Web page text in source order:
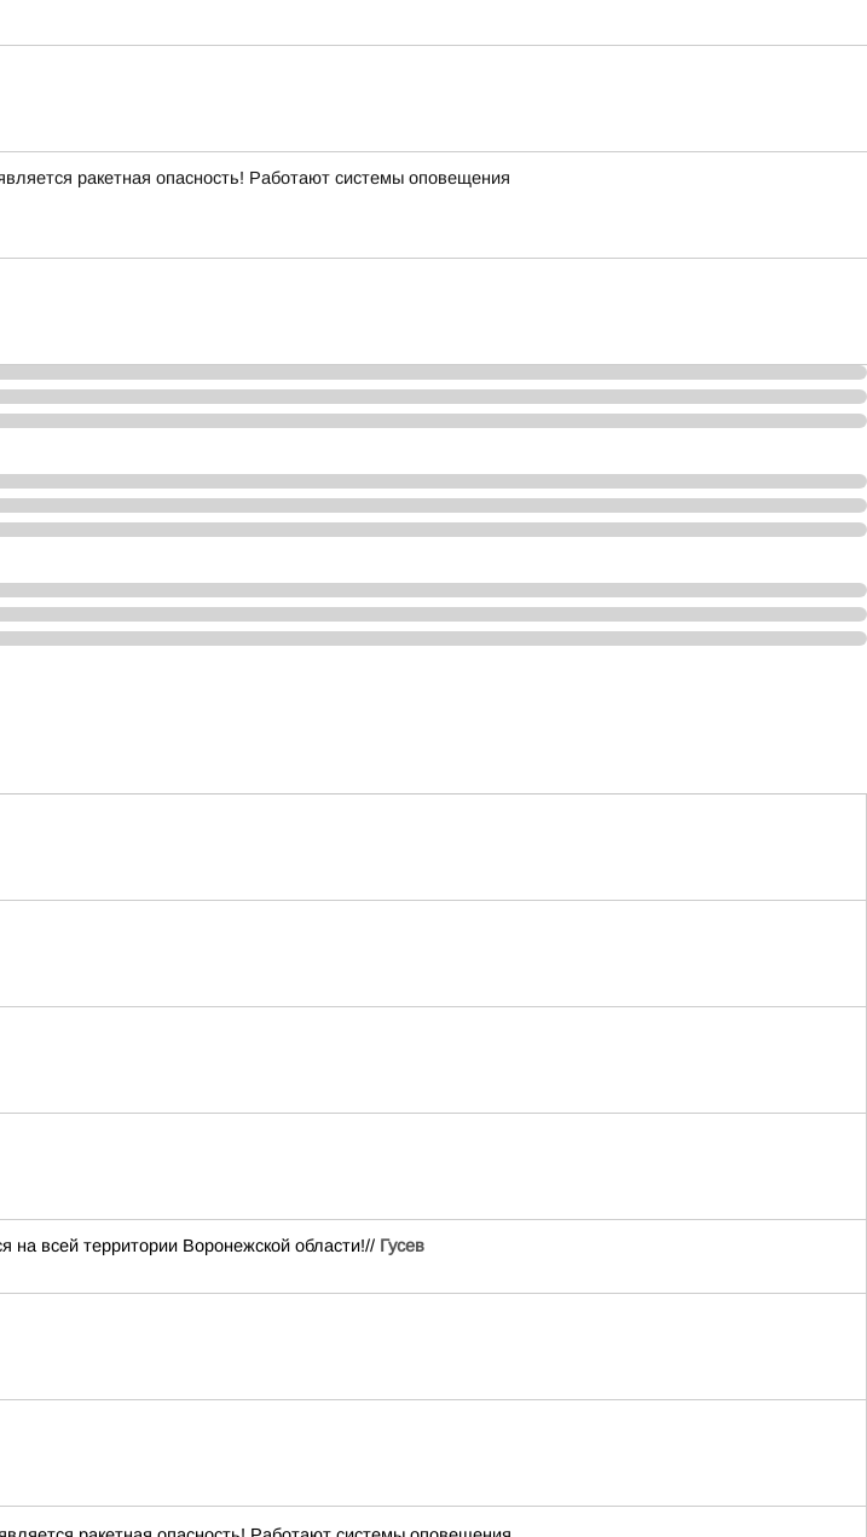
ракетная опасность! Работают системы оповещения
на всей территории Воронежской области!// Гусев